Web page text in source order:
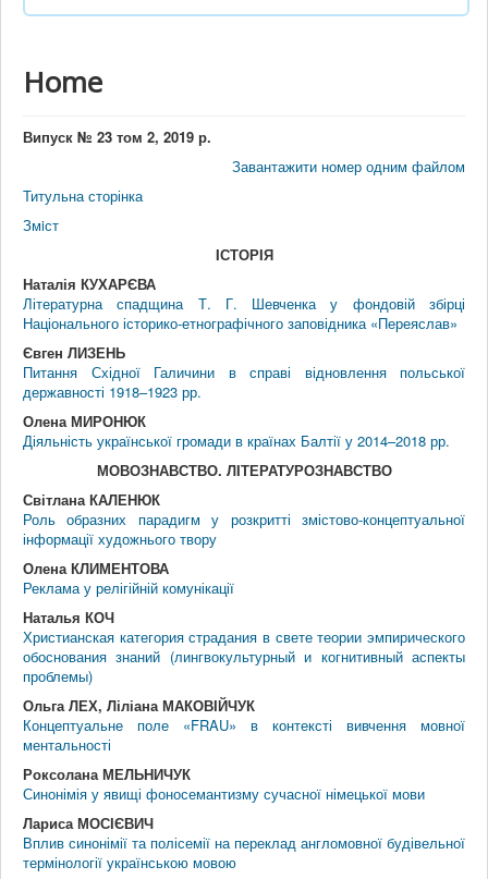
Home
Випуск № 23 том 2, 2019 р.
Завантажити номер одним файлом
Титульна сторінка
Змiст
IСТОРIЯ
Наталія КУХАРЄВА
Літературна спадщина Т. Г. Шевченка у фондовій збірці
Національного історико-етнографічного заповідника «Переяслав»
Євген ЛИЗЕНЬ
Питання Східної Галичини в справі відновлення польської
державності 1918–1923 рр.
Олена МИРОНЮК
Діяльність української громади в країнах Балтії у 2014–2018 рр.
МОВОЗНАВСТВО. ЛIТЕРАТУРОЗНАВСТВО
Світлана КАЛЕНЮК
Роль образних парадигм у розкритті змістово-концептуальної
інформації художнього твору
Олена КЛИМЕНТОВА
Реклама у релігійній комунікації
Наталья КОЧ
Христианская категория страдания в свете теории эмпирического
обоснования знаний (лингвокультурный и когнитивный аспекты
проблемы)
Ольга ЛЕХ, Ліліана МАКОВІЙЧУК
Концептуальне поле «FRAU» в контексті вивчення мовної
ментальності
Роксолана МЕЛЬНИЧУК
Синонімія у явищі фоносемантизму сучасної німецької мови
Лариса МОСІЄВИЧ
Вплив синонімії та полісемії на переклад англомовної будівельної
термінології українською мовою